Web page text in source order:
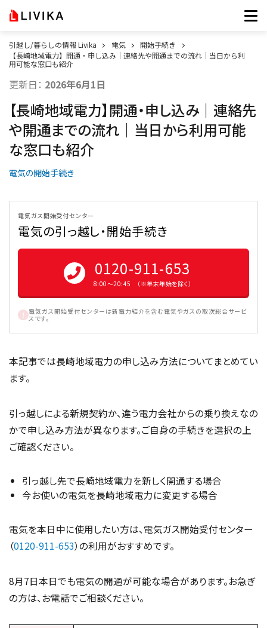
引越し/暮らしの情報 Livika 電気
開始手続き
【長崎地域電力】開通・申し込み｜連絡先や開通までの流れ｜当日から利
用可能な窓口も紹介
更新日： 2026年6月1日
【長崎地域電力】開通・申し込み｜連絡先
や開通までの流れ｜当日から利用可能
な窓口も紹介
電気の開始手続き
電気ガス開始受付センター
電気の引っ越し・開始手続き
0120-911-653
8:00〜20:45 （※年末年始を除く）
電気ガス開始受付センターは新電力紹介を含む電気やガスの取次総合サービ
スです。
本記事では長崎地域電力の申し込み方法についてまとめてい
ます。
引っ越しによる新規契約か、違う電力会社からの乗り換えなの
かで申し込み方法が異なります。ご自身の手続きを選択の上
ご確認ください。
引っ越し先で長崎地域電力を新しく開通する場合
今お使いの電気を長崎地域電力に変更する場合
電気を本日中に使用したい方は、電気ガス開始受付センター
（0120-911-653）の利用がおすすめです。
8月7日本日でも電気の開通が可能な場合があります。お急ぎ
の方は、お電話でご相談ください。